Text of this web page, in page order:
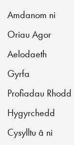
Amdanom ni
Oriau Agor
Aelodaeth
Gyrfa
Profiadau Rhodd
Hygyrchedd
Cysylltu â ni